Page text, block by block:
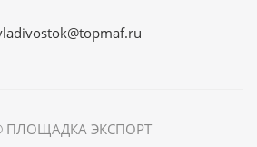
ПЛОЩАДКА ЭКСПОРТ